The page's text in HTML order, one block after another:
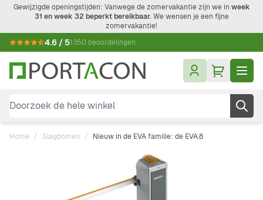
Ga naar de inhoud
Gewijzigde openingstijden: Vanwege de zomervakantie zijn we in week
31 en week 32 beperkt bereikbaar.We wensen je een fijne
zomervakantie!
4.6 / 51350 beoordelingen
Doorzoek de hele winkel
Home / Slagbomen / Nieuw in de EVA familie: de EVA.8